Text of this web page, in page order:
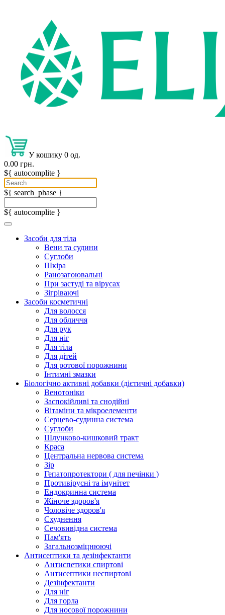
У кошику 0 од.
0.00 грн.
${ autocomplite }
${ search_phase }
${ autocomplite }
Засоби для тіла
Вени та судини
Суглоби
Шкіра
Ранозагоювальні
При застуді та вірусах
Зігріваючі
Засоби косметичні
Для волосся
Для обличчя
Для рук
Для ніг
Для тіла
Для дітей
Для ротової порожнини
Інтимні змазки
Біологічно активні добавки (дієтичні добавки)
Венотоніки
Заспокійливі та снодійні
Вітаміни та мікроелементи
Серцево-судинна система
Суглоби
Шлунково-кишковий тракт
Краса
Центральна нервова система
Зір
Гепатопротектори ( для печінки )
Противірусні та імунітет
Ендокринна система
Жіноче здоров'я
Чоловіче здоров'я
Схуднення
Сечовивідна система
Пам'ять
Загальнозміцнюючі
Антисептики та дезінфектанти
Антиспетики спиртові
Антисептики неспиртові
Дезінфектанти
Для ніг
Для горла
Для носової порожнини